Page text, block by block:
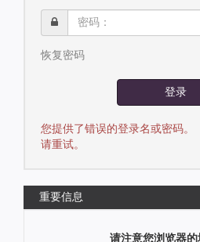
名：
码：
恢复密码
登录
您提供了错误的登录名或密码。
请重试。
重要信息
请注意您浏览器的